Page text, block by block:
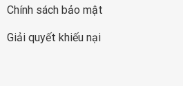
Chính sách bảo mật
Giải quyết khiếu nại